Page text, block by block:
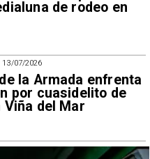
de rodeo en
13/07/2026
la Armada enfrenta
por cuasidelito de
Viña del Mar